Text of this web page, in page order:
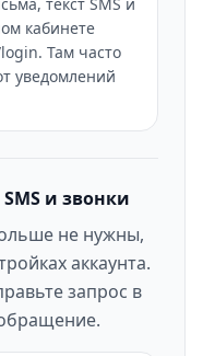
кабинете
Там часто
уведомлений
и звонки
не нужны,
аккаунта.
запрос в